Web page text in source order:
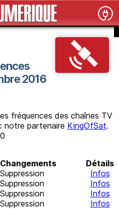
2016
fréquences des chaînes TV
notre partenaire KingOfSat.
Changements
Détails
Suppression
Infos
Suppression
Infos
Suppression
Infos
Suppression
Infos